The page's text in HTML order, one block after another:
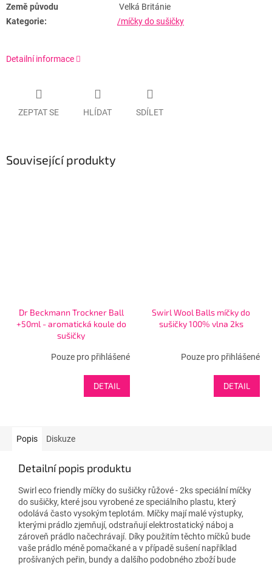
Země původu
Velká Británie
Kategorie:
/míčky do sušičky
Detailní informace
ZEPTAT SE HLÍDAT SDÍLET
Související produkty
Dr Beckmann Trockner Ball
+50ml - aromatická koule do
sušičky
Pouze pro přihlášené
DETAIL
Swirl Wool Balls míčky do
sušičky 100% vlna 2ks
Pouze pro přihlášené
DETAIL
Popis Diskuze
Detailní popis produktu
Swirl eco friendly míčky do sušičky růžové - 2ks speciální míčky
do sušičky, které jsou vyrobené ze speciálního plastu, který
odolává často vysokým teplotám. Míčky mají malé výstupky,
kterými prádlo zjemňují, odstraňují elektrostatický náboj a
zároveň prádlo načechrávají. Díky použitím těchto míčků bude
vaše prádlo méně pomačkané a v případě sušení například
prošívaných peřin, bundy a dalšího podobného zboží bude